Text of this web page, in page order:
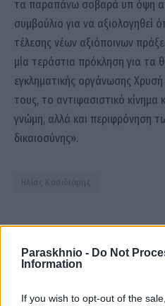
Paraskhnio - Do Not
Information
If you wish to opt-out of the
τα παραπάνω σοβαρά υπ όψη
συμβούλιο για να αξιολογηθεί
τέλεσης νέων αξιόποινων
μία τεράστια πρόκληση για τα
εγκληματικής οργάνωσης Χρυσή
τους, το αντιφασιστικό κίνημα
γνώμη, αλλά και περιφρόνηση
δικαιοσύνης».
Ηλίας Κασιδιάρης
Facebook Twitter
ΠΡΟΗΓΟΎΜΕΝΟ ΆΡΘΡΟ